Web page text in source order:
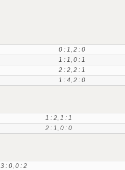
0 : 1, 2 : 0
1 : 1, 0 : 1
2 : 2, 2 : 1
1 : 4, 2 : 0
1 : 2, 1 : 1
2 : 1, 0 : 0
3 : 0, 0 : 2